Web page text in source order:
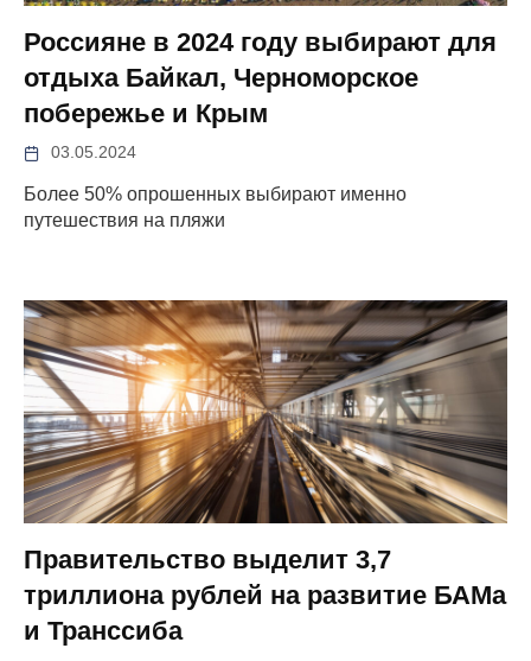
Россияне в 2024 году выбирают для
отдыха Байкал, Черноморское
побережье и Крым
03.05.2024
Более 50% опрошенных выбирают именно
путешествия на пляжи
Правительство выделит 3,7
триллиона рублей на развитие БАМа
и Транссиба